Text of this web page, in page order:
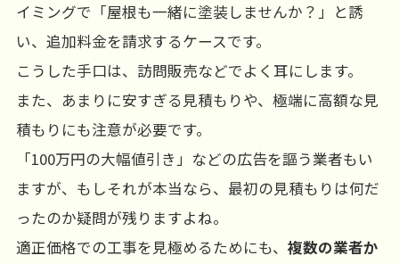
イミングで「屋根も一緒に塗装しませんか？」と誘
い、追加料金を請求するケースです。
こうした手口は、訪問販売などでよく耳にします。
また、あまりに安すぎる見積もりや、極端に高額な見
積もりにも注意が必要です。
「100万円の大幅値引き」などの広告を謳う業者もい
ますが、もしそれが本当なら、最初の見積もりは何だ
ったのか疑問が残りますよね。
適正価格での工事を見極めるためにも、 複数の業者か